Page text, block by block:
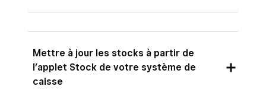
Utilisez la page Aperçu des stocks pour
réceptionner des livraisons ou effectuer des
ajustements groupés.
Connectez-vous au Tableau de bord Square
Mettre à jour les stocks à partir de
l’applet Stock de votre système de
caisse